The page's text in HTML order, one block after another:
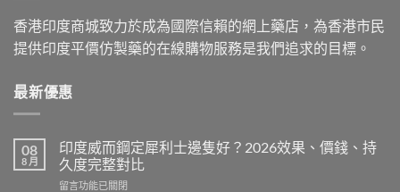
香港印度商城致力於成為國際信賴的網上藥店，為香港市民
提供印度平價仿製藥的在線購物服務是我們追求的目標。
最新優惠
08
8 月
印度威而鋼定犀利士邊隻好？2026效果、價錢、持
久度完整對比
在
留言功能已關閉